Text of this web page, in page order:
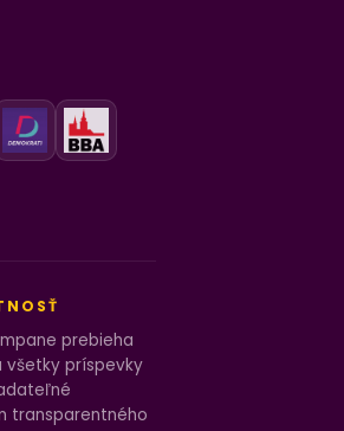
prebieha
všetky príspevky
transparentného